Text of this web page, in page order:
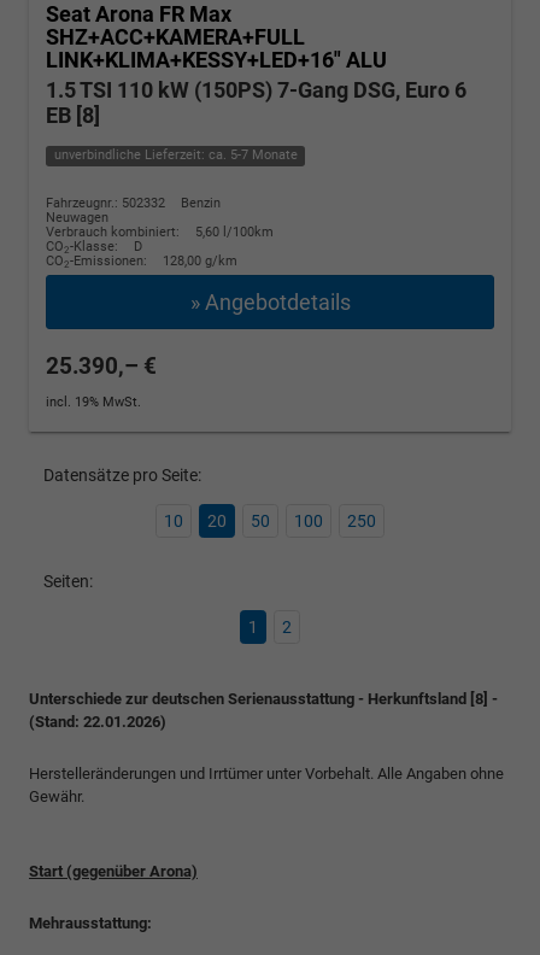
Seat Arona FR Max
SHZ+ACC+KAMERA+FULL
LINK+KLIMA+KESSY+LED+16" ALU
1.5 TSI 110 kW (150PS) 7-Gang DSG, Euro 6
EB [8]
unverbindliche Lieferzeit: ca. 5-7 Monate
Fahrzeugnr.: 502332
Benzin
Neuwagen
Verbrauch kombiniert:
5,60 l/100km
CO2-Klasse:
D
CO2-Emissionen: 128,00 g/km
» Angebotdetails
25.390,– €
incl. 19% MwSt.
Datensätze pro Seite:
10 20 50 100 250
Seiten:
1 2
Unterschiede zur deutschen Serienausstattung - Herkunftsland [8] -
(Stand: 22.01.2026)
Herstelleränderungen und Irrtümer unter Vorbehalt. Alle Angaben ohne
Gewähr.
Start (gegenüber Arona)
Mehrausstattung: